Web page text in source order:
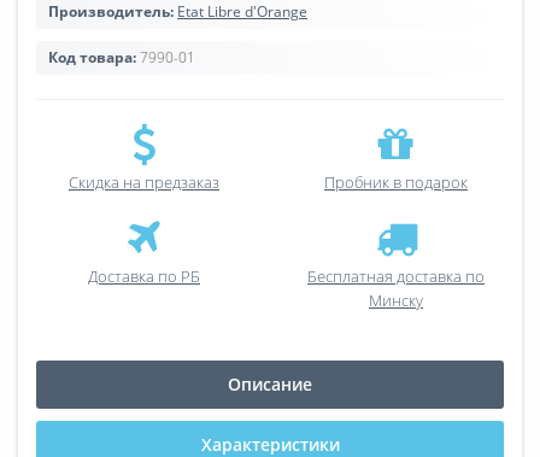
Производитель: Etat Libre d'Orange
Код товара:7990-01
Скидка на предзаказ Пробник в подарок
Доставка по РБ
Бесплатная доставка по
Минску
Описание
Характеристики